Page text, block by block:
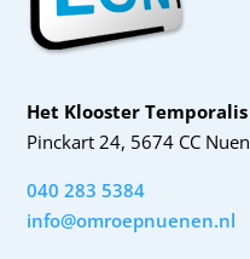
Het Klooster Temporalis
Pinckart 24, 5674 CC
040 283 5384
info@omroepnuenen.nl